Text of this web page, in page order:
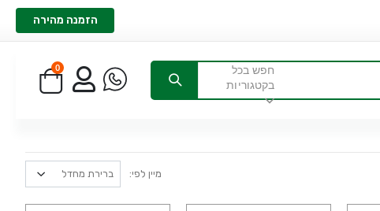
הזמנה מהירה
חפש בכל
בקטגוריות
0
מיין לפי: